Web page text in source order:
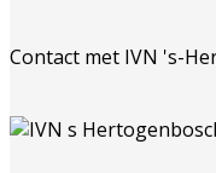
Contact met IVN 's-